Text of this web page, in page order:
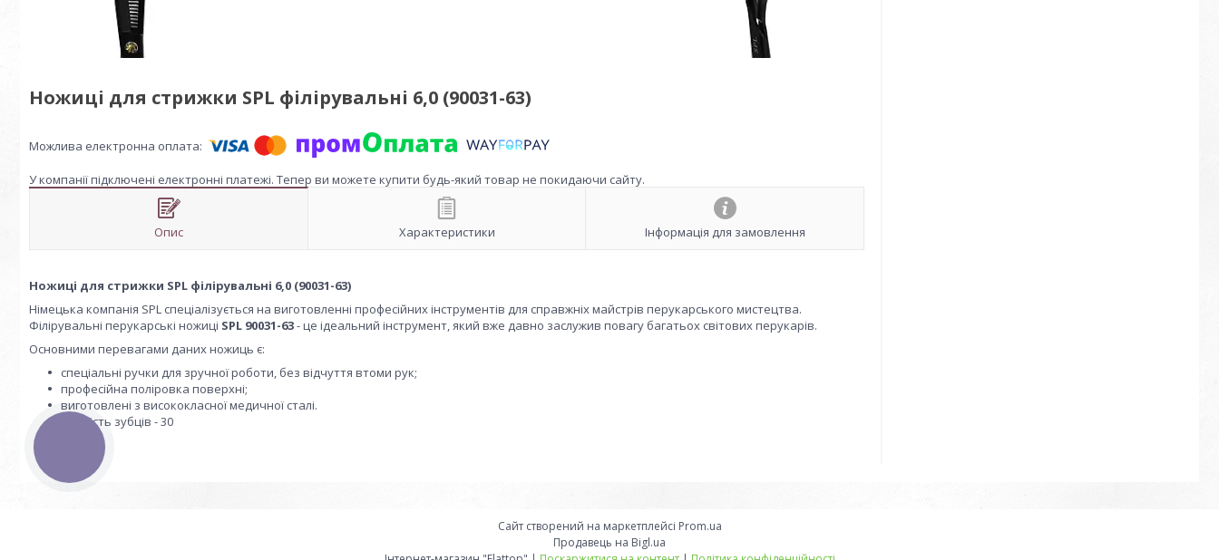
Ножиці для стрижки SPL філірувальні 6,0 (90031-63)
У компанії підключені електронні платежі. Тепер ви можете купити будь-який товар не покидаючи сайту.
Опис Характеристики Інформація для замовлення
Ножиці для стрижки SPL філірувальні 6,0 (90031-63)
Німецька компанія SPL спеціалізується на виготовленні професійних інструментів для справжніх майстрів перукарського мистецтва.
Філірувальні перукарські ножиці SPL 90031-63- це ідеальний інструмент, який вже давно заслужив повагу багатьох світових перукарів.
Основними перевагами даних ножиць є:
спеціальні ручки для зручної роботи, без відчуття втоми рук;
професійна поліровка поверхні;
виготовлені з висококласної медичної сталі.
кількість зубців - 30
Сайт створений на маркетплейсі Prom.ua
Продавець на Bigl.ua